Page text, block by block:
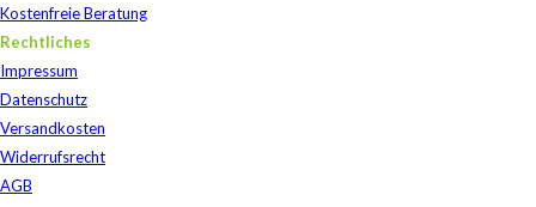
Kostenfreie Beratung
Rechtliches
Impressum
Datenschutz
Versandkosten
Widerrufsrecht
AGB